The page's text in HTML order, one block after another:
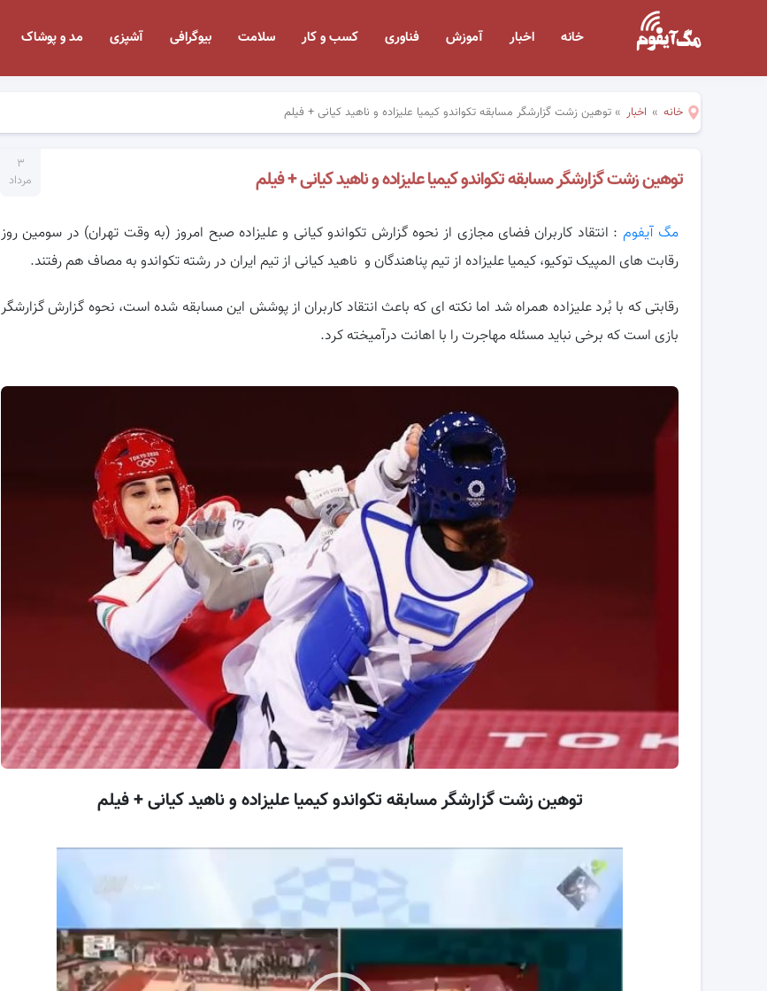
خانه اخبار آموزش فناوری کسب و کار سلامت بیوگرافی آشپزی مد و پوشاک
خانه » اخبار » توهین زشت گزارشگر مسابقه تکواندو کیمیا علیزاده و ناهید کیانی + فیلم
۳
مرداد
توهین زشت گزارشگر مسابقه تکواندو کیمیا علیزاده و ناهید کیانی + فیلم
مگ آیفوم : انتقاد کاربران فضای مجازی از نحوه گزارش تکواندو کیانی و عليزاده صبح امروز (به وقت تهران) در سومین روز
رقابت های المپیک توکیو، کیمیا علیزاده از تیم پناهندگان و ناهید کیانی از تیم ایران در رشته تکواندو به مصاف هم رفتند.
رقابتی که با بُرد علیزاده همراه شد اما نکته ای که باعث انتقاد کاربران از پوشش این مسابقه شده است، نحوه گزارش گزارشگر
بازی است که برخی نباید مسئله مهاجرت را با اهانت درآمیخته کرد.
توهین زشت گزارشگر مسابقه تکواندو کیمیا علیزاده و ناهید کیانی + فیلم
نمایشگر